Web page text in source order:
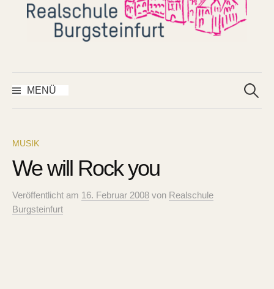
MENÜ
nach:
MUSIK
We will Rock you
Veröffentlicht am 16. Februar 2008 von Realschule
Burgsteinfurt